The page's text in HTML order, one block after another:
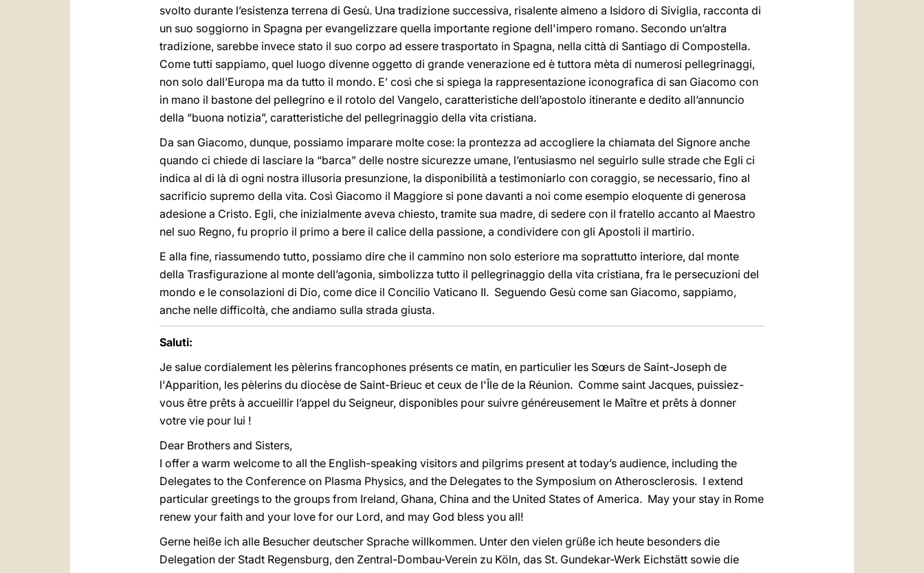
svolto durante l’esistenza terrena di Gesù. Una tradizione successiva, risalente almeno a Isidoro di Siviglia, racconta di
un suo soggiorno in Spagna per evangelizzare quella importante regione dell'impero romano. Secondo un’altra
tradizione, sarebbe invece stato il suo corpo ad essere trasportato in Spagna, nella città di Santiago di Compostella.
Come tutti sappiamo, quel luogo divenne oggetto di grande venerazione ed è tuttora mèta di numerosi pellegrinaggi,
non solo dall’Europa ma da tutto il mondo. E’ così che si spiega la rappresentazione iconografica di san Giacomo con
in mano il bastone del pellegrino e il rotolo del Vangelo, caratteristiche dell’apostolo itinerante e dedito all’annuncio
della “buona notizia”, caratteristiche del pellegrinaggio della vita cristiana.
Da san Giacomo, dunque, possiamo imparare molte cose: la prontezza ad accogliere la chiamata del Signore anche
quando ci chiede di lasciare la “barca” delle nostre sicurezze umane, l’entusiasmo nel seguirlo sulle strade che Egli ci
indica al di là di ogni nostra illusoria presunzione, la disponibilità a testimoniarlo con coraggio, se necessario, fino al
sacrificio supremo della vita. Così Giacomo il Maggiore si pone davanti a noi come esempio eloquente di generosa
adesione a Cristo. Egli, che inizialmente aveva chiesto, tramite sua madre, di sedere con il fratello accanto al Maestro
nel suo Regno, fu proprio il primo a bere il calice della passione, a condividere con gli Apostoli il martirio.
E alla fine, riassumendo tutto, possiamo dire che il cammino non solo esteriore ma soprattutto interiore, dal monte
della Trasfigurazione al monte dell’agonia, simbolizza tutto il pellegrinaggio della vita cristiana, fra le persecuzioni del
mondo e le consolazioni di Dio, come dice il Concilio Vaticano II. Seguendo Gesù come san Giacomo, sappiamo,
anche nelle difficoltà, che andiamo sulla strada giusta.
Saluti:
Je salue cordialement les pèlerins francophones présents ce matin, en particulier les Sœurs de Saint-Joseph de
l'Apparition, les pèlerins du diocèse de Saint-Brieuc et ceux de l'Île de la Réunion. Comme saint Jacques, puissiez-
vous être prêts à accueillir l’appel du Seigneur, disponibles pour suivre généreusement le Maître et prêts à donner
votre vie pour lui !
Dear Brothers and Sisters,
I offer a warm welcome to all the English-speaking visitors and pilgrims present at today’s audience, including the
Delegates to the Conference on Plasma Physics, and the Delegates to the Symposium on Atherosclerosis. I extend
particular greetings to the groups from Ireland, Ghana, China and the United States of America. May your stay in Rome
renew your faith and your love for our Lord, and may God bless you all!
Gerne heiße ich alle Besucher deutscher Sprache willkommen. Unter den vielen grüße ich heute besonders die
Delegation der Stadt Regensburg, den Zentral-Dombau-Verein zu Köln, das St. Gundekar-Werk Eichstätt sowie die